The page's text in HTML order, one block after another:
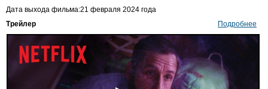
Дата выхода фильма:21 февраля 2024 года
Трейлер
Подробнее